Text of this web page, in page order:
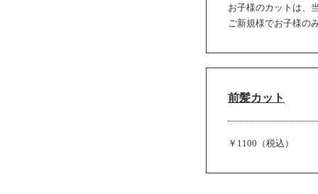
お子様のカットは、
ご新規様でお子様の
前髪カット
￥1100（税込）